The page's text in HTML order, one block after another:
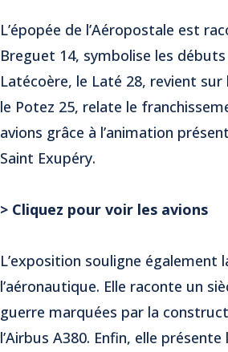
L’épopée de l’Aéropostale est
Breguet 14, symbolise les
Latécoère, le Laté 28, revient
le Potez 25, relate le
avions grâce à l’animation
Saint Exupéry.
> Cliquez pour voir les avions
L’exposition souligne
l’aéronautique. Elle raconte un
guerre marquées par la
l’Airbus A380. Enfin, elle